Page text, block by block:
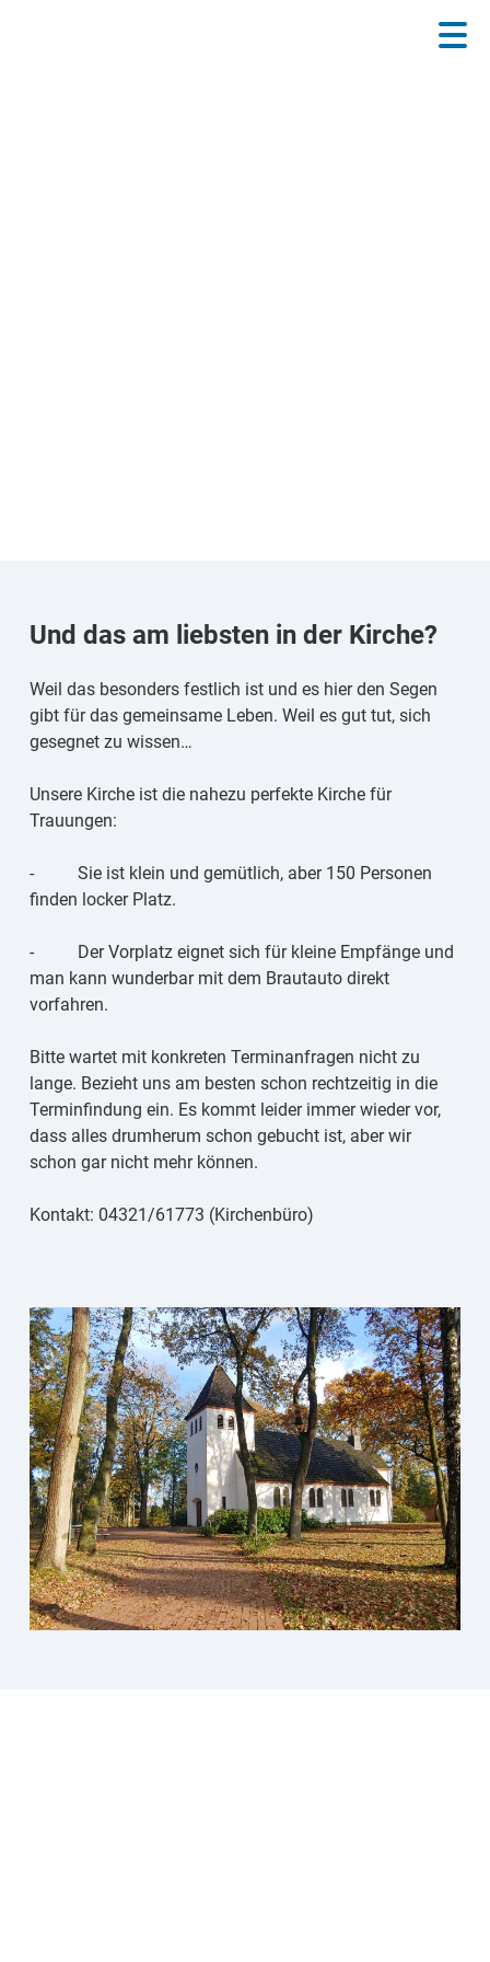
Bild von Freepik
Und das am liebsten in der Kirche?
Weil das besonders festlich ist und es hier den Segen
gibt für das gemeinsame Leben. Weil es gut tut, sich
gesegnet zu wissen…
Unsere Kirche ist die nahezu perfekte Kirche für
Trauungen:
- Sie ist klein und gemütlich, aber 150 Personen
finden locker Platz.
- Der Vorplatz eignet sich für kleine Empfänge und
man kann wunderbar mit dem Brautauto direkt
vorfahren.
Bitte wartet mit konkreten Terminanfragen nicht zu
lange. Bezieht uns am besten schon rechtzeitig in die
Terminfindung ein. Es kommt leider immer wieder vor,
dass alles drumherum schon gebucht ist, aber wir
schon gar nicht mehr können.
Kontakt: 04321/61773 (Kirchenbüro)